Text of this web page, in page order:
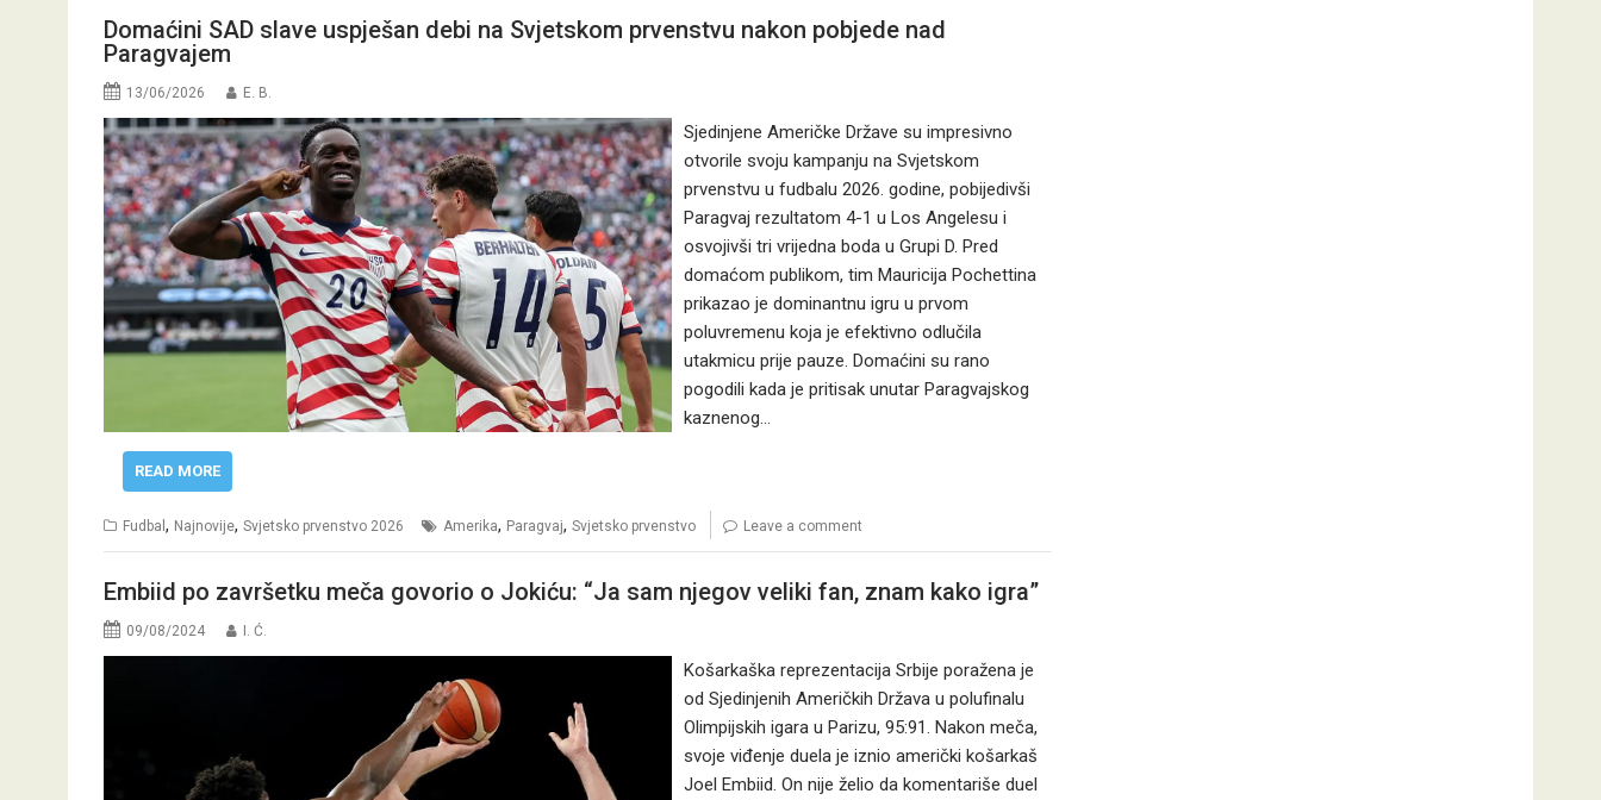
Domaćini SAD slave uspješan debi na Svjetskom prvenstvu nakon pobjede nad
Paragvajem
13/06/2026 E. B.
Sjedinjene Američke Države su impresivno
otvorile svoju kampanju na Svjetskom
prvenstvu u fudbalu 2026. godine, pobijedivši
Paragvaj rezultatom 4-1 u Los Angelesu i
osvojivši tri vrijedna boda u Grupi D. Pred
domaćom publikom, tim Mauricija Pochettina
prikazao je dominantnu igru ​​u prvom
poluvremenu koja je efektivno odlučila
utakmicu prije pauze. Domaćini su rano
pogodili kada je pritisak unutar Paragvajskog
kaznenog…
READ MORE
Fudbal , Najnovije, Svjetsko prvenstvo 2026 Amerika, Paragvaj, Svjetsko prvenstvo Leave a comment
Embiid po završetku meča govorio o Jokiću: “Ja sam njegov veliki fan, znam kako igra”
09/08/2024 I. Ć.
Košarkaška reprezentacija Srbije poražena je
od Sjedinjenih Američkih Država u polufinalu
Olimpijskih igara u Parizu, 95:91. Nakon meča,
svoje viđenje duela je iznio američki košarkaš
Joel Embiid. On nije želio da komentariše duel